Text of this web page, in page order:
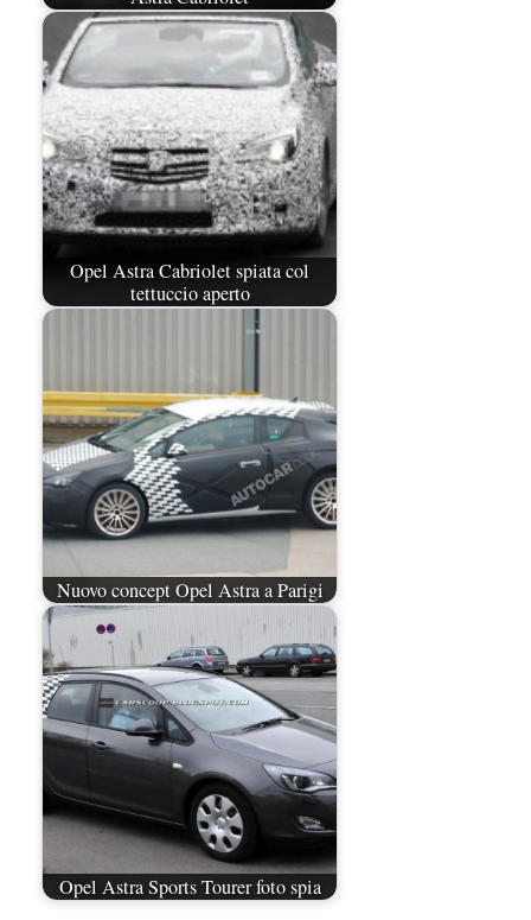
Opel Astra Cabriolet spiata col
tettuccio aperto
Nuovo concept Opel Astra a Parigi
Opel Astra Sports Tourer foto spia